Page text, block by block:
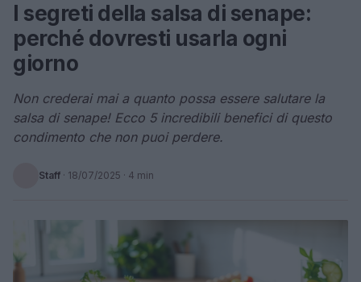
I segreti della salsa di senape:
perché dovresti usarla ogni
giorno
Non crederai mai a quanto possa essere salutare la
salsa di senape! Ecco 5 incredibili benefici di questo
condimento che non puoi perdere.
Staff · 18/07/2025 · 4 min